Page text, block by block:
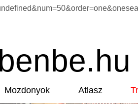
benbe.hu
Mozdonyok Atlasz